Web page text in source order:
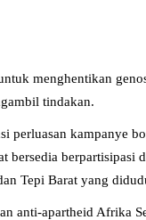
menghentikan
tindakan.
kampanye
berpartisipasi
Tepi Barat yang
anti-apartheid Afrika